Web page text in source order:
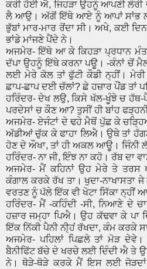
ਕਰੀ ਹੋਈ ਐ, ਜਿਹੜਾ ਉਹਨੂੰ ਆਪਣੀ ਲੌਰੀ
ਲੈ ਆਉ। ਅੱਗੋਂ ਇੱਥੇ ਆਏ ਨੂੰ ਆਪਾਂ ਸਾਂਭ
ਭੁੱਬਾਂ ਮਾਰ-ਮਾਰ ਰੋਂਦਾ ਸੀ। ਅਖੇ, ਕਈ
ਭਾਂਡੇ ਮਾਂਜਣੇ ਪੈਂਦੇ ਨੇ।
ਅਜਮੇਰ- ਇੱਥੇ ਆ ਕੇ ਕਿਹੜਾ ਪ੍ਰਧਾਨ
ਦੱਪਾ ਉਹਨੂੰ ਇੱਥੇ ਕਰਨਾ ਪਊ। -ਕੰਨਾਂ ਚੋਂ
ਲਈ ਮੇਰੇ ਕੋਲ ਤਾਂ ਫੁੱਟੀ ਕੌਡੀ ਨ੍ਹੀਂ।
ਛਾਪ-ਛਾਪ ਦਈ ਚੱਲਾਂ? ਛੇ ਹਜ਼ਾਰ ਪੌਂਡ ਤਾਂ
ਹਰਿੰਦਰ- ਦੇਖ ਲਉ, ਕਿਸੇ ਖੱਲ-ਖੂੰਝੇ ਚ ਹੱਥ-
ਪਰਦੇਸਾਂ ਚ ਕੌਣ ਆ? ਤੁਸੀਂ ਹੀ ਬਾਂਹ
ਅਜਮੇਰ- ਏਜੰਟਾਂ ਦੇ ਢਹੇ ਮੈਥੋਂ ਪੁੱਛ ਕੇ
ਅੱਡੀਆਂ ਚੁੱਕ ਕੇ ਫਾਹਾ ਲਿਐ। ਉਥੇ ਤਾਂ
ਹੋਣ ਦੇ ਔਖਾ, ਤਾਂ ਹੀ ਅਕਲ ਆਊ। ਜਿੰਨੀ
ਹਰਿੰਦਰ- ਨਾ ਜੀ, ਇੰਝ ਨਾ ਕਹੋ। ਰੱਬ ਦਾ
ਅਜਮੇਰ- ਮੈਂ ਕਹਿਨਾਂ ਉਹ ਮੇਰੇ ਤੇ ਤਰਸ
ਕੰਗਾਲ ਕਰਕੇ ਰੱਖ ਤਾ। ਖੁਦਾ-ਨਾਖਾਸਤਾ
ਵਰਤਣ ਨੂੰ ਪੱਲੇ ਇੱਕ ਵੀ ਖੋਟਾ ਸਿੱਕਾ ਨ੍ਹੀਂ
ਹਰਿੰਦਰ- ਮੈਂ -ਕਹਿੰਦੀ -ਸੀ, ਨਿਆਣੇ ਦੇ
ਹਜ਼ਾਰ ਜਮ੍ਹਾ ਪਿਐ। ਉਹ ਕੱਢਵਾ ਕੇ
ਇੱਕ ਨਿੱਕੀ ਪੈਨੀ ਨੀ੍ਹਂ ਰੱਖਦਾ, ਕੰਮ ਕਰਕੇ
ਅਜਮੇਰ- ਪਹਿਲਾਂ ਪਿਛਲੇ ਤਾਂ ਮੋੜ
ਬੈਨੀਫਿੱਟ ਬੱਚੇ ਦੇ ਖਰਚੇ ਲਈ ਦਿੰਦੀ ਐ ਤੇ
ਨੇ। ਥੋੜੇ-ਥੋੜੇ ਕਰਕੇ ਮੈਂ ਇਸ ਲਈ